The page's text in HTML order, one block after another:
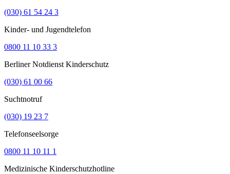
(030) 61 54 24 3
Kinder- und Jugendtelefon
0800 11 10 33 3
Berliner Notdienst Kinderschutz
(030) 61 00 66
Suchtnotruf
(030) 19 23 7
Telefonseelsorge
0800 11 10 11 1
Medizinische Kinderschutzhotline